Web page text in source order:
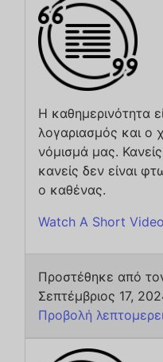
Η καθημερινότητα
λογαριασμός και ο
νόμισμά μας.
κανείς δεν είναι
ο καθένας.
Watch A Short
Προστέθηκε από
Σεπτέμβριος 17,
Προβολή